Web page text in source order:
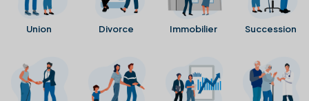
Union Divorce Immobilier Succession